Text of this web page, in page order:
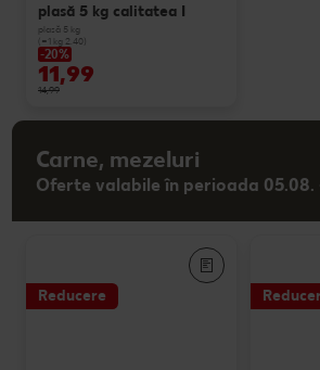
plasă 5 kg calitatea I
plasă 5 kg
(=1 kg 2.40)
-20%
11,99
14,99
Carne, mezeluri
Oferte valabile în perioada 05.08.
Reducere